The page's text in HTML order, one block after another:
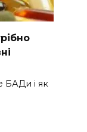
БАДи і як